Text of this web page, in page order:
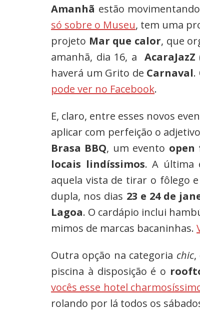
Amanhã estão
só sobre o Museu, tem uma
projeto Mar que calor, que
amanhã, dia 16, a AcaraJazZ
haverá um Grito de Carnaval.
pode ver no Facebook.
E, claro, entre esses novos
aplicar com perfeição o adjetivo
Brasa BBQ, um evento open
locais lindíssimos. A última
aquela vista de tirar o fôlego
dupla, nos dias 23 e 24 de
Lagoa. O cardápio inclui
mimos de marcas bacaninhas.
Outra opção na categoria chic,
piscina à disposição é o
vocês esse hotel
rolando por lá todos os